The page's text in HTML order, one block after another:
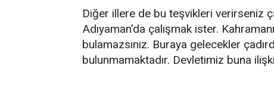
Diğer illere de bu teşvikleri verirseniz
Adıyaman’da çalışmak ister.
bulamazsınız. Buraya gelecekler
bulunmamaktadır. Devletimiz buna